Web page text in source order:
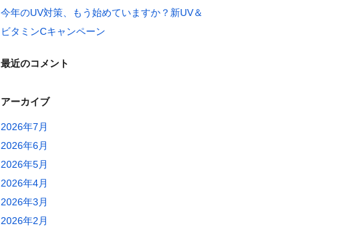
今年のUV対策、もう始めていますか？新UV＆
ビタミンCキャンペーン
最近のコメント
アーカイブ
2026年7月
2026年6月
2026年5月
2026年4月
2026年3月
2026年2月